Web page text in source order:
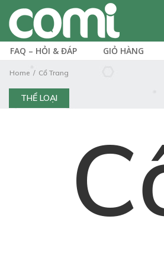
FAQ – HỎI & ĐÁP GIỎ HÀNG
Home Cổ Trang
THỂ LOẠI